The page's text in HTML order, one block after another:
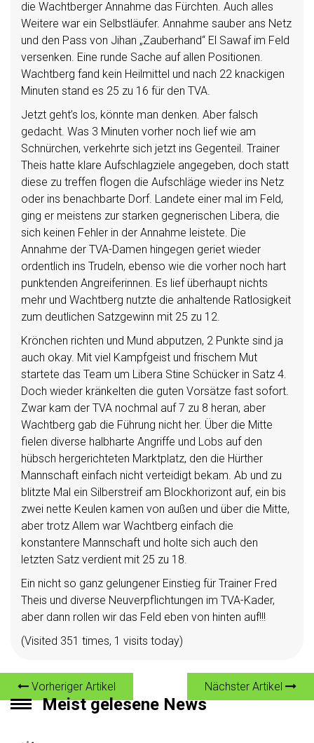
die Wachtberger Annahme das Fürchten. Auch alles
Weitere war ein Selbstläufer. Annahme sauber ans Netz
und den Pass von Jihan „Zauberhand“ El Sawaf im Feld
versenken. Eine runde Sache auf allen Positionen.
Wachtberg fand kein Heilmittel und nach 22 knackigen
Minuten stand es 25 zu 16 für den TVA.
Jetzt geht’s los, könnte man denken. Aber falsch
gedacht. Was 3 Minuten vorher noch lief wie am
Schnürchen, verkehrte sich jetzt ins Gegenteil. Trainer
Theis hatte klare Aufschlagziele angegeben, doch statt
diese zu treffen flogen die Aufschläge wieder ins Netz
oder ins benachbarte Dorf. Landete einer mal im Feld,
ging er meistens zur starken gegnerischen Libera, die
sich keinen Fehler in der Annahme leistete. Die
Annahme der TVA-Damen hingegen geriet wieder
ordentlich ins Trudeln, ebenso wie die vorher noch hart
punktenden Angreiferinnen. Es lief überhaupt nichts
mehr und Wachtberg nutzte die anhaltende Ratlosigkeit
zum deutlichen Satzgewinn mit 25 zu 12.
Krönchen richten und Mund abputzen, 2 Punkte sind ja
auch okay. Mit viel Kampfgeist und frischem Mut
startete das Team um Libera Stine Schücker in Satz 4.
Doch wieder kränkelten die guten Vorsätze fast sofort.
Zwar kam der TVA nochmal auf 7 zu 8 heran, aber
Wachtberg gab die Führung nicht her. Über die Mitte
fielen diverse halbharte Angriffe und Lobs auf den
hübsch hergerichteten Marktplatz, den die Hürther
Mannschaft einfach nicht verteidigt bekam. Ab und zu
blitzte Mal ein Silberstreif am Blockhorizont auf, ein bis
zwei nette Keulen kamen von außen und über die Mitte,
aber trotz Allem war Wachtberg einfach die
konstantere Mannschaft und holte sich auch den
letzten Satz verdient mit 25 zu 18.
Ein nicht so ganz gelungener Einstieg für Trainer Fred
Theis und diverse Neuverpflichtungen im TVA-Kader,
aber dann rollen wir das Feld eben von hinten auf!!!
(Visited 351 times, 1 visits today)
Vorheriger Artikel Nächster Artikel
Meist gelesene News